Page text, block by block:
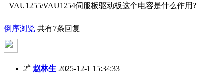
VAU1255/VAU1254伺服板驱动板这个电容是什么作用?
倒序浏览 共有7条回复
2# 赵林生 2025-12-1 15:34:33